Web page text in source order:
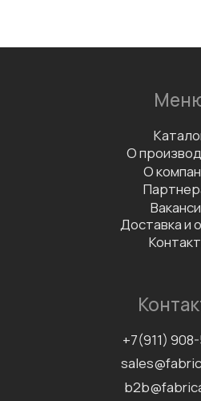
Разработка сайта
ИНН 7811757740
ООО «ФАБРИКА»
Документы
Наверх↑
Сертификаты
Согласие на обработку
персональных данных
Политика конфиденциальности